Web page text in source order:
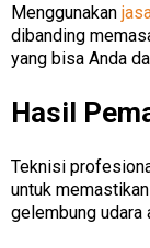
Menggunakan
dibanding
yang bisa Anda
Hasil
Teknisi
untuk
gelembung udara